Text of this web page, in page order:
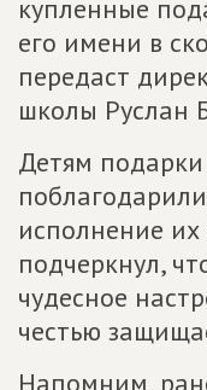
купленные
его имени в
передаст
школы Руслан
Детям
исполнение
подчеркнул,
чудесное
честью
Напомним,